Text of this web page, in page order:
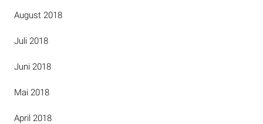
August 2018
Juli 2018
Juni 2018
Mai 2018
April 2018